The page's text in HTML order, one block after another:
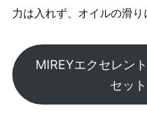
力は入れず、オイルの滑り
MIREYエクセレン
セッ